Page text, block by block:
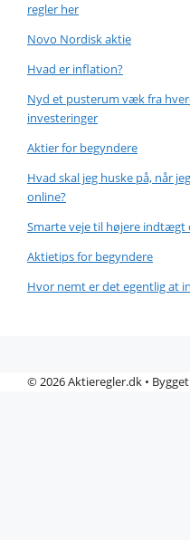
regler her
Novo Nordisk aktie
Hvad er inflation?
Nyd et pusterum væk fra
investeringer
Aktier for begyndere
Hvad skal jeg huske på, når
online?
Smarte veje til højere indtægt
Aktietips for begyndere
Hvor nemt er det egentlig at
© 2026 Aktieregler.dk •